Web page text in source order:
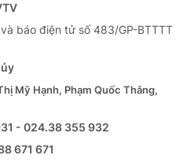
báo điện tử số 483/GP-BTTTT
Mỹ Hạnh, Phạm Quốc Thắng,
- 024.38 355 932
671 671